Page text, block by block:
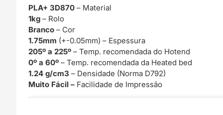
PLA+ 3D870 – Material
1kg – Rolo
Branco– Cor
1.75mm (+-0.05mm) – Espessura
205º a 225º– Temp. recomendada do Hotend
0º a 60º– Temp. recomendada da Heated bed
1.24 g/cm3– Densidade (Norma D792)
Muito Fácil – Facilidade de Impressão